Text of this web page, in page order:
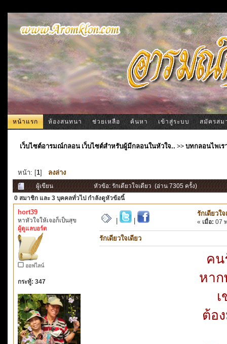
หน้าแรก ห้องสนทนา ช่วยเหลือ ค้นหา เข้าสู่ระบบ สมัครสม
เว็บไซต์อารมณ์กลอน เว็บไซต์สำหรับผู้มีกลอนในหัวใจ.. >>บทกลอนไพเร
หน้า: [1] ลงล่าง
ผู้เขียน
หัวข้อ: รักเดียวใจเดียว (อ่าน 7305 ครั้ง)
0 สมาชิก และ 3 บุคคลทั่วไป กำลังดูหัวข้อนี้
hort39
หาหัวใจให้เจอก็เป็นสุข
ผู้ดูแลบอร์ด
ออฟไลน์
กระทู้: 347
รักเดียวใจ
« เมื่อ: 07
รักเดียวใจเดียว
คน
หาก
ต้อ